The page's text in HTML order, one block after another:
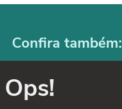
Confira também:
Ops!